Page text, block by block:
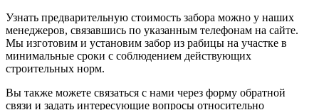
Узнать предварительную стоимость забора можно у наших
менеджеров, связавшись по указанным телефонам на сайте.
Мы изготовим и установим забор из рабицы на участке в
минимальные сроки с соблюдением действующих
строительных норм.
Вы также можете связаться с нами через форму обратной
связи и задать интересующие вопросы относительно